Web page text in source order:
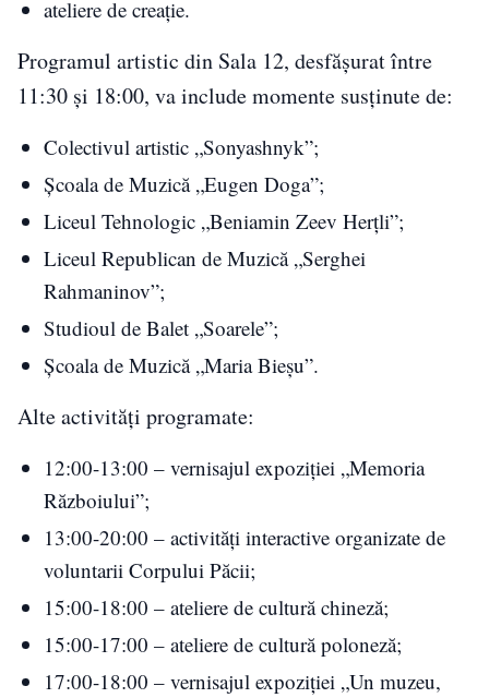
ateliere de creație.
Programul artistic din Sala 12, desfășurat între
11:30 și 18:00, va include momente susținute de:
Colectivul artistic „Sonyashnyk”;
Școala de Muzică „Eugen Doga”;
Liceul Tehnologic „Beniamin Zeev Herțli”;
Liceul Republican de Muzică „Serghei
Rahmaninov”;
Studioul de Balet „Soarele”;
Școala de Muzică „Maria Bieșu”.
Alte activități programate:
12:00-13:00 – vernisajul expoziției „Memoria
Războiului”;
13:00-20:00 – activități interactive organizate de
voluntarii Corpului Păcii;
15:00-18:00 – ateliere de cultură chineză;
15:00-17:00 – ateliere de cultură poloneză;
17:00-18:00 – vernisajul expoziției „Un muzeu,